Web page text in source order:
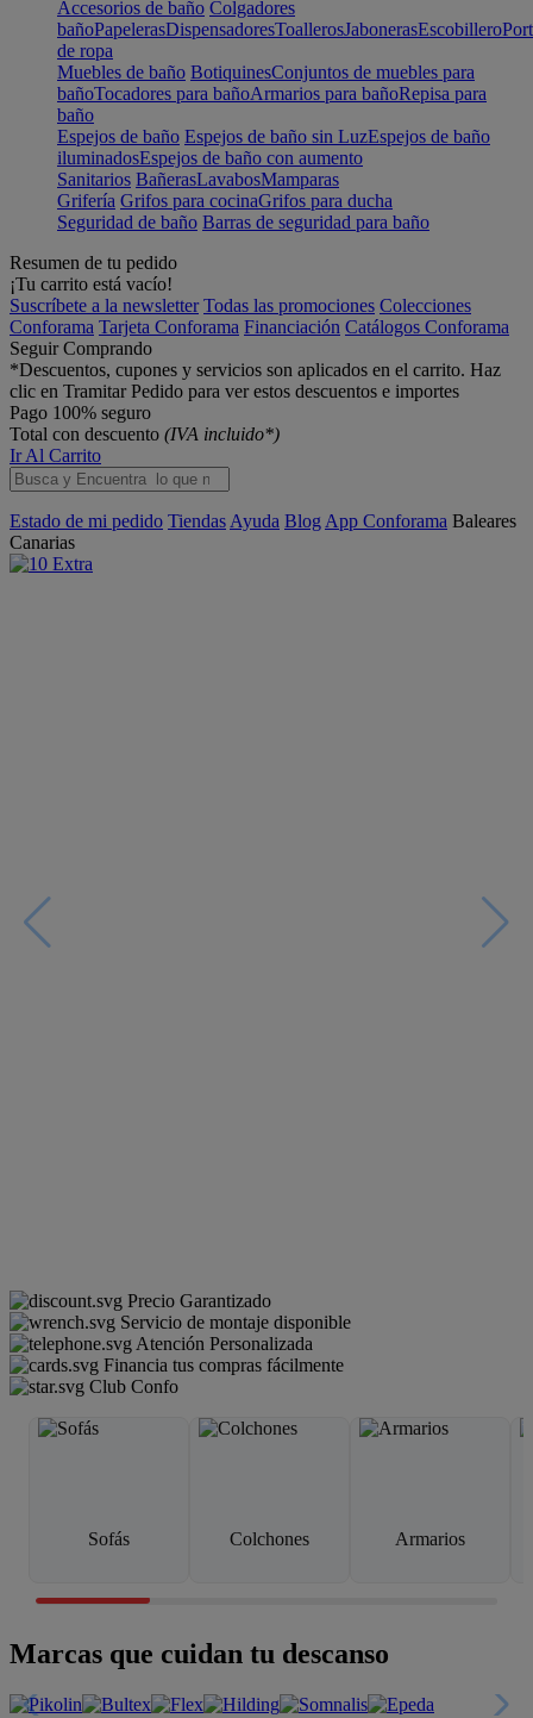
Accesorios de baño Colgadores
bañoPapelerasDispensadoresToallerosJabonerasEscobillero
de ropa
Muebles de baño BotiquinesConjuntos de muebles para
bañoTocadores para bañoArmarios para bañoRepisa para
baño
Espejos de baño Espejos de baño sin LuzEspejos de baño
iluminadosEspejos de baño con aumento
Sanitarios BañerasLavabosMamparas
Grifería Grifos para cocinaGrifos para ducha
Seguridad de baño Barras de seguridad para baño
Resumen de tu pedido
¡Tu carrito está vacío!
Suscríbete a la newsletter Todas las promociones Colecciones
Conforama Tarjeta Conforama Financiación Catálogos Conforama
Seguir Comprando
*Descuentos, cupones y servicios son aplicados en el carrito. Haz
clic en Tramitar Pedido para ver estos descuentos e importes
Pago 100% seguro
Total con descuento (IVA incluido*)
Ir Al Carrito
Estado de mi pedido Tiendas Ayuda Blog App Conforama Baleares
Canarias
Precio Garantizado
Servicio de montaje disponible
Atención Personalizada
Financia tus compras fácilmente
Club Confo
Sofás Colchones Armarios
Marcas que cuidan tu descanso